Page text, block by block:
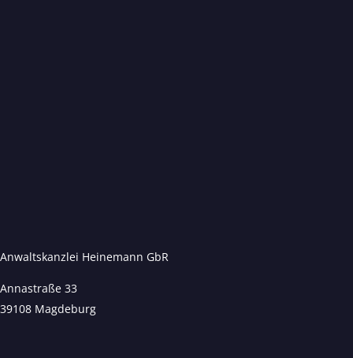
Anwaltskanzlei Heinemann GbR
Annastraße 33
39108 Magdeburg